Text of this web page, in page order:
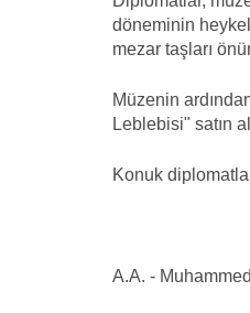
döneminin
mezar taşları
Müzenin
Leblebisi" satın
Konuk
A.A. -